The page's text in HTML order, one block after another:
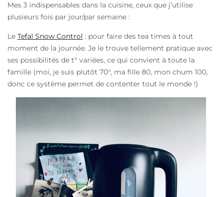
Mes 3 indispensables dans la cuisine, ceux que j’utilise
plusieurs fois par jour/par semaine :
Le Tefal Snow Control : pour faire des tea times à tout
moment de la journée. Je le trouve tellement pratique avec
ses possibilités de t° variées, ce qui convient à toute la
famille (moi, je suis plutôt 70°, ma fille 80, mon chum 100,
donc ce système permet de contenter tout le monde !)